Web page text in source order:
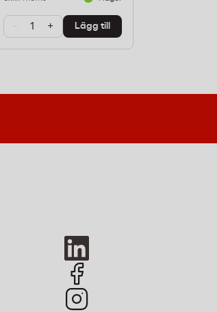
- + Lägg till